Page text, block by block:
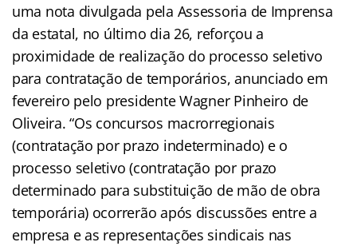
uma nota divulgada pela Assessoria de Imprensa
da estatal, no último dia 26, reforçou a
proximidade de realização do processo seletivo
para contratação de temporários, anunciado em
fevereiro pelo presidente Wagner Pinheiro de
Oliveira. “Os concursos macrorregionais
(contratação por prazo indeterminado) e o
processo seletivo (contratação por prazo
determinado para substituição de mão de obra
temporária) ocorrerão após discussões entre a
empresa e as representações sindicais nas